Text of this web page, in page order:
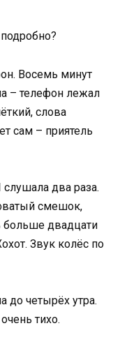
Восемь минут
– телефон лежал
слова
сам – приятель
два раза.
смешок,
двадцати
Звук колёс по
до четырёх утра.
тихо.